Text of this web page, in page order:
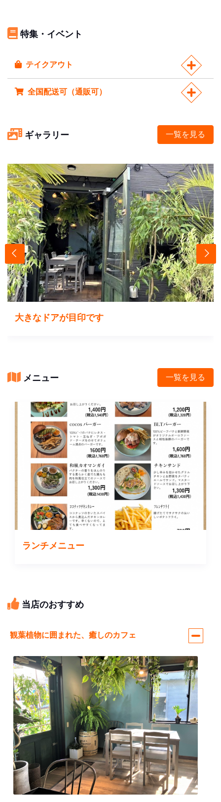
特集・イベント
テイクアウト
全国配送可（通販可）
ギャラリー 一覧を見る
大きなドアが目印です
メニュー 一覧を見る
ランチメニュー
当店のおすすめ
観葉植物に囲まれた、癒しのカフェ